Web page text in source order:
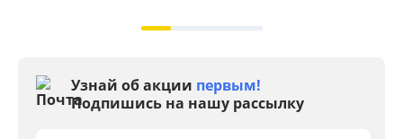
Узнай об акции первым!
Подпишись на нашу рассылку